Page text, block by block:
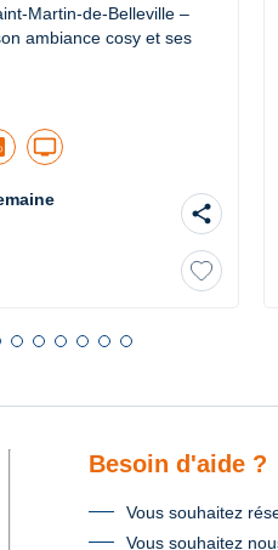
Martin-de-Belleville –
ambiance cosy et ses
tv
share
1212
3 sur 12
4 sur 12
5 sur 12
6 sur 12
Diapositive 7 sur 12
Diapositive 8 sur 12
Diapositive 9 sur 12
Diapositive 10 sur 12
Diapositive 11 sur 12
Diapositive 12 sur
Besoin d'aide ?
Vous souhaitez
Vous souhaitez